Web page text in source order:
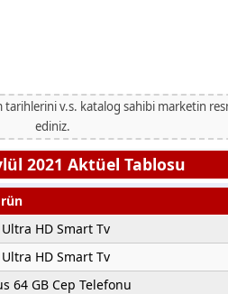
tarihlerini v.s. katalog sahibi marketin
ediniz.
2021 Aktüel Tablosu
HD Smart Tv
HD Smart Tv
64 GB Cep Telefonu